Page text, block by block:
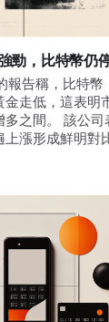
勁，比特幣仍
報告稱，比特幣
走低，這表明
之間。 該公
漲形成鮮明對